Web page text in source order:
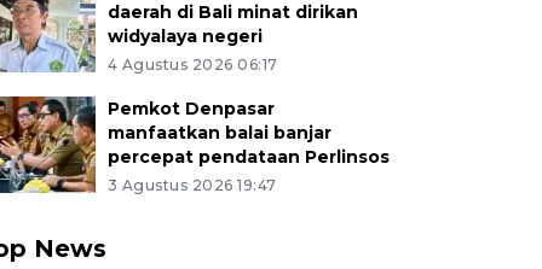
daerah di Bali minat dirikan
widyalaya negeri
4 Agustus 2026 06:17
Pemkot Denpasar
manfaatkan balai banjar
percepat pendataan Perlinsos
3 Agustus 2026 19:47
News